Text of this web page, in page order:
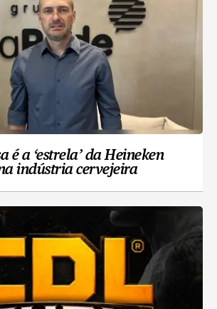
é a ‘estrela’ da Heineken
indústria cervejeira